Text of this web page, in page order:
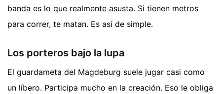
banda es lo que realmente asusta. Si tienen metros
para correr, te matan. Es así de simple.
Los porteros bajo la lupa
El guardameta del Magdeburg suele jugar casi como
un líbero. Participa mucho en la creación. Eso le obliga